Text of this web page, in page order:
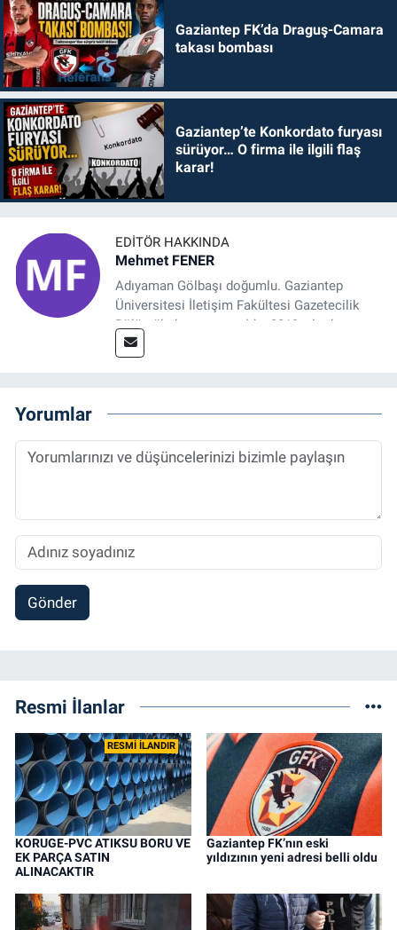
Gaziantep FK’da Draguş-Camara
takası bombası
Gaziantep’te Konkordato furyası
sürüyor… O firma ile ilgili flaş
karar!
EDITÖR HAKKINDA
Mehmet FENER
Adıyaman Gölbaşı doğumlu. Gaziantep
Üniversitesi İletişim Fakültesi Gazetecilik
Bölümü’nden mezun oldu. 2019 yılında
başladığı gazetecilik mesleğinde, muhabir,
Sorumlu Haber Editörü' olarak devam
etmektedir.
Yorumlar
Gönder
Resmi İlanlar
RESMİ İLANDIR
KORUGE-PVC ATIKSU BORU VE
EK PARÇA SATIN
ALINACAKTIR
Gaziantep FK’nın eski
yıldızının yeni adresi belli oldu